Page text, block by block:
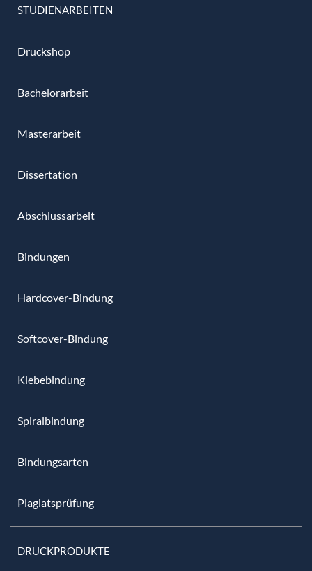
STUDIENARBEITEN
Druckshop
Bachelorarbeit
Masterarbeit
Dissertation
Abschlussarbeit
Bindungen
Hardcover-Bindung
Softcover-Bindung
Klebebindung
Spiralbindung
Bindungsarten
Plagiatsprüfung
DRUCKPRODUKTE